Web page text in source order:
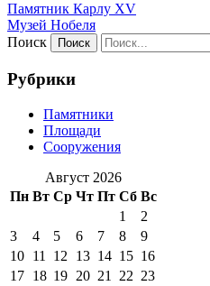
Памятник Карлу XV
Музей Нобеля
Поиск
Рубрики
Памятники
Площади
Сооружения
Август 2026
Пн Вт Ср Чт Пт Сб Вс
1
2
3
4 5 6 7 8
9
10 11 12 13 14 15 16
17 18 19 20 21 22 23